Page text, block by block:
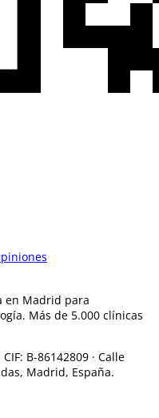
en Madrid para
Más de 5.000 clínicas
CIF: B-86142809 · Calle
Madrid, España.